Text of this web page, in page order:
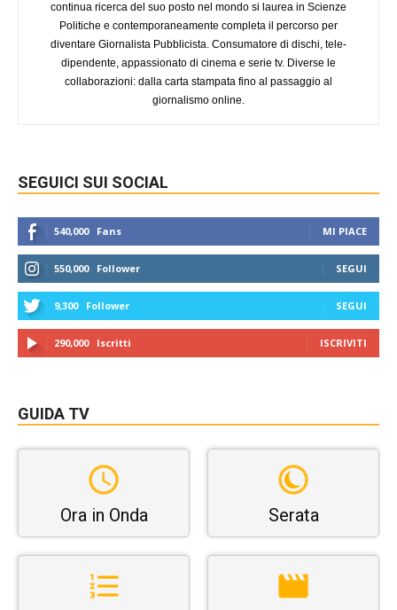
continua ricerca del suo posto nel mondo si laurea in Scienze
Politiche e contemporaneamente completa il percorso per
diventare Giornalista Pubblicista. Consumatore di dischi, tele-
dipendente, appassionato di cinema e serie tv. Diverse le
collaborazioni: dalla carta stampata fino al passaggio al
giornalismo online.
SEGUICI SUI SOCIAL
540,000 Fans MI PIACE
550,000 Follower SEGUI
9,300 Follower SEGUI
290,000 Iscritti ISCRIVITI
GUIDA TV
Ora in Onda Serata